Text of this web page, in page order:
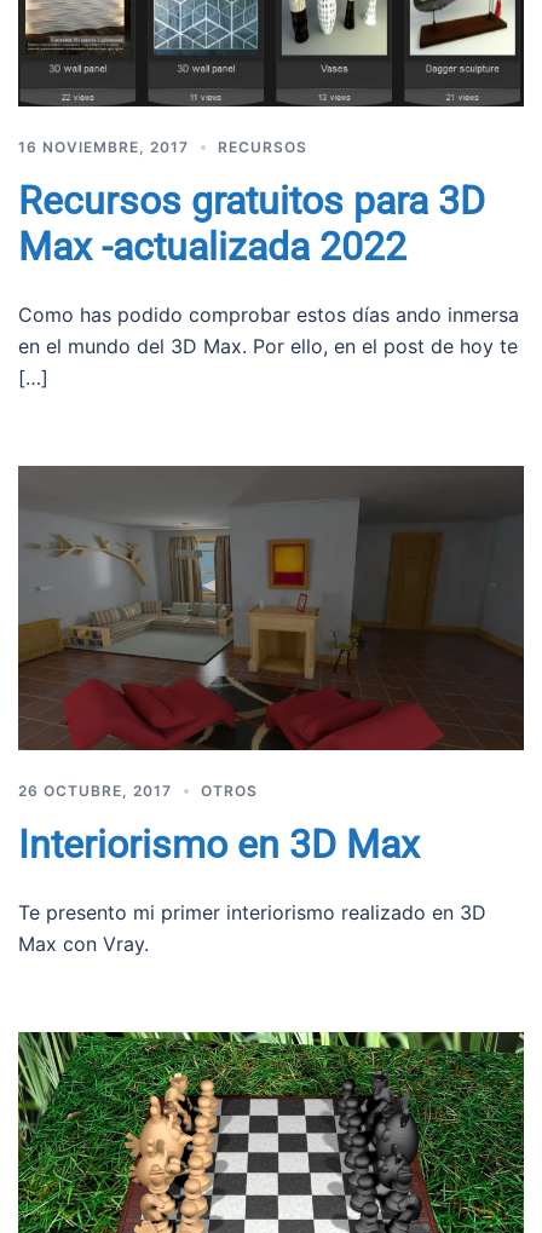
16 NOVIEMBRE, 2017 RECURSOS
Recursos gratuitos para 3D
Max -actualizada 2022
Como has podido comprobar estos días ando inmersa
en el mundo del 3D Max. Por ello, en el post de hoy te
[…]
26 OCTUBRE, 2017 OTROS
Interiorismo en 3D Max
Te presento mi primer interiorismo realizado en 3D
Max con Vray.